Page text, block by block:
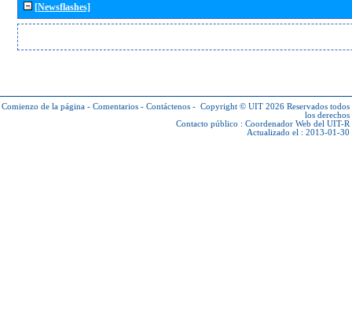
[Newsflashes]
Comienzo de la página - Comentarios - Contáctenos - Copyright © UIT 2026 Reservados todos
los derechos
Contacto público : Coordenador Web del UIT-R
Actualizado el : 2013-01-30